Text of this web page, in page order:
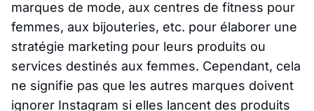
marques de mode, aux centres de fitness pour
femmes, aux bijouteries, etc. pour élaborer une
stratégie marketing pour leurs produits ou
services destinés aux femmes. Cependant, cela
ne signifie pas que les autres marques doivent
ignorer Instagram si elles lancent des produits